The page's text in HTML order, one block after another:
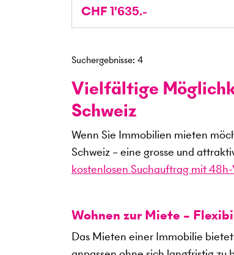
CHF 1'635.-
Suchergebnisse: 4
Vielfältige
Schweiz
Wenn Sie Immobilien mieten
Schweiz – eine grosse und
kostenlosen Suchauftrag mit
Wohnen zur Miete –
Das Mieten einer Immobilie